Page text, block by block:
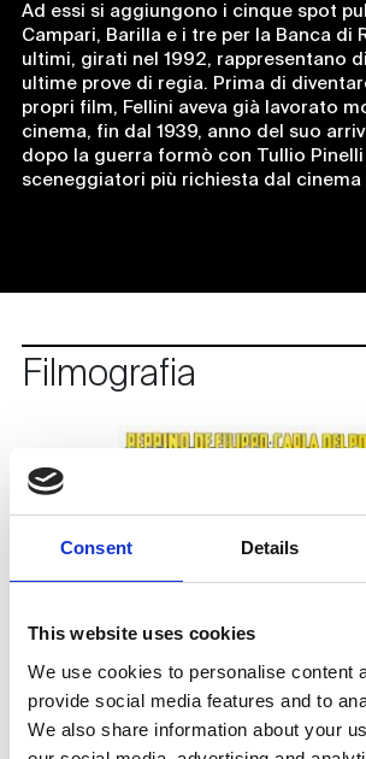
Consent Details
This website uses cookies
We use cookies to personalise content
provide social media features and to
We also share information about your
Ad essi si aggiungono i cinque spot
Campari, Barilla e i tre per la Banca di
ultimi, girati nel 1992, rappresentano
ultime prove di regia. Prima di
propri film, Fellini aveva già lavorato
cinema, fin dal 1939, anno del suo
dopo la guerra formò con Tullio
sceneggiatori più richiesta dal cinema
Filmografia